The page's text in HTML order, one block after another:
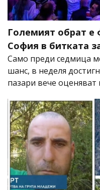
Големият обрат е
София в битката
Само преди седмица
шанс, в неделя
пазари вече оценяват